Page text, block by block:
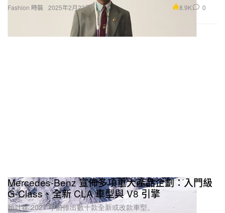
Fashion 時裝 2025年2月22日 8.9K 0
Mercedes-Benz 宣佈多項重大產品企劃：入門級
G-Class、全新 CLA 車型與 V8 引擎
預計在 2027 年前推出數十款全新或改款車型。